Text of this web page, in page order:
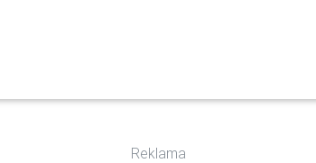
Reklama